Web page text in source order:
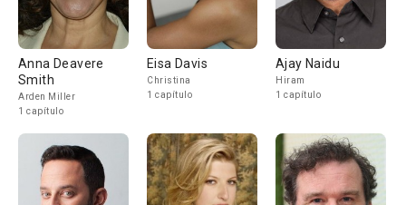
Anna Deavere
Smith
Arden Miller
1 capítulo
Eisa Davis
Christina
1 capítulo
Ajay Naidu
Hiram
1 capítulo